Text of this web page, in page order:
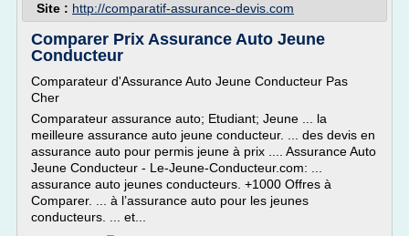
Site : http://comparatif-assurance-devis.com
Comparer Prix Assurance Auto Jeune
Conducteur
Comparateur d'Assurance Auto Jeune Conducteur Pas
Cher
Comparateur assurance auto; Etudiant; Jeune ... la
meilleure assurance auto jeune conducteur. ... des devis en
assurance auto pour permis jeune à prix .... Assurance Auto
Jeune Conducteur - Le-Jeune-Conducteur.com: ...
assurance auto jeunes conducteurs. +1000 Offres à
Comparer. ... à l’assurance auto pour les jeunes
conducteurs. ... et...